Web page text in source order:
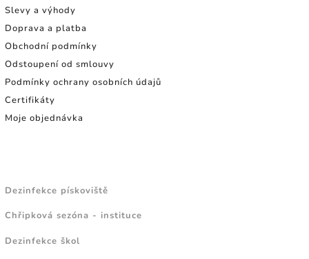
Slevy a výhody
Doprava a platba
Obchodní podmínky
Odstoupení od smlouvy
Podmínky ochrany osobních údajů
Certifikáty
Moje objednávka
Dezinfekce pískoviště
Chřipková sezóna - instituce
Dezinfekce škol